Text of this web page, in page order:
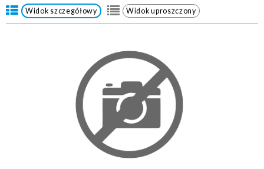
Widok szczegółowy Widok uproszczony